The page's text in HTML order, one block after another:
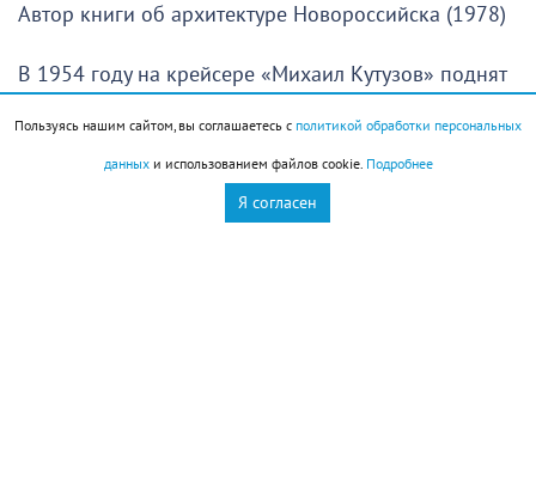
Автор книги об архитектуре Новороссийска (1978)
В 1954 году на крейсере «Михаил Кутузов» поднят
военно-морской флаг
Праздники
Пользуясь нашим сайтом, вы соглашаетесь с политикой обработки персональных
данныхи использованием файлов cookie. Подробнее
Я согласен